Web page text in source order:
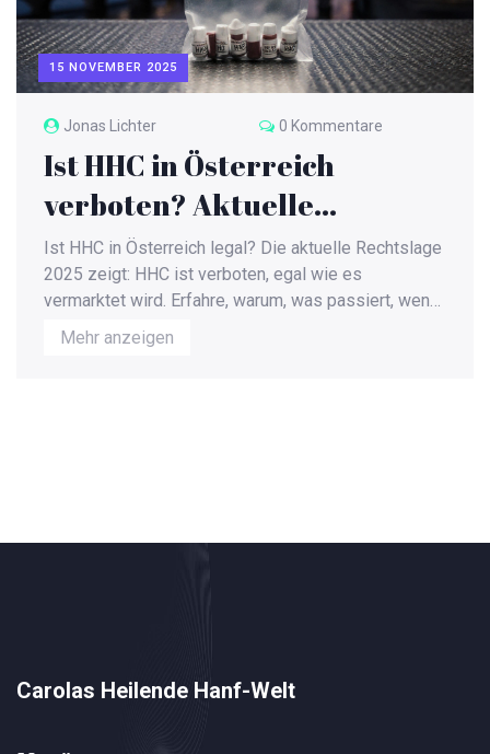
15 NOVEMBER 2025
Jonas Lichter 0 Kommentare
Ist HHC in Österreich
verboten? Aktuelle
Rechtslage 2025
Ist HHC in Österreich legal? Die aktuelle Rechtslage
2025 zeigt: HHC ist verboten, egal wie es
vermarktet wird. Erfahre, warum, was passiert, wenn
du es besitzt, und welche legalen Alternativen es
Mehr anzeigen
Carolas Heilende Hanf-Welt